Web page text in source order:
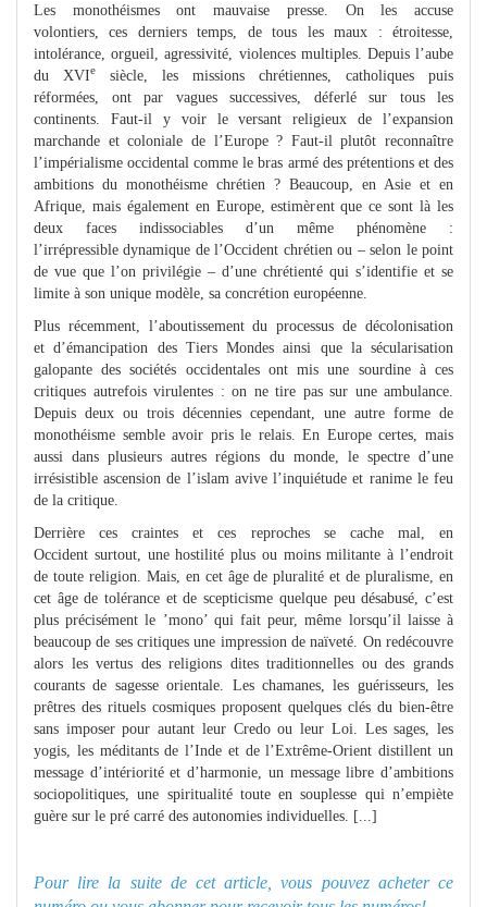
Les monothéismes ont mauvaise presse. On les accuse
volontiers, ces derniers temps, de tous les maux : étroitesse,
intolérance, orgueil, agressivité, violences multiples. Depuis l’aube
du XVIe
siècle, les missions chrétiennes, catholiques puis
réformées, ont par vagues successives, déferlé sur tous les
continents. Faut-il y voir le versant religieux de l’expansion
marchande et coloniale de l’Europe ? Faut-il plutôt reconnaître
l’impérialisme occidental comme le bras armé des prétentions et des
ambitions du monothéisme chrétien ? Beaucoup, en Asie et en
Afrique, mais également en Europe, estimèrent que ce sont là les
deux faces indissociables d’un même phénomène :
l’irrépressible dynamique de l’Occident chrétien ou – selon le point
de vue que l’on privilégie – d’une chrétienté qui s’identifie et se
limite à son unique modèle, sa concrétion européenne.
Plus récemment, l’aboutissement du processus de décolonisation
et d’émancipation des Tiers Mondes ainsi que la sécularisation
galopante des sociétés occidentales ont mis une sourdine à ces
critiques autrefois virulentes : on ne tire pas sur une ambulance.
Depuis deux ou trois décennies cependant, une autre forme de
monothéisme semble avoir pris le relais. En Europe certes, mais
aussi dans plusieurs autres régions du monde, le spectre d’une
irrésistible ascension de l’islam avive l’inquiétude et ranime le feu
de la critique.
Derrière ces craintes et ces reproches se cache mal, en
Occident surtout, une hostilité plus ou moins militante à l’endroit
de toute religion. Mais, en cet âge de pluralité et de pluralisme, en
cet âge de tolérance et de scepticisme quelque peu désabusé, c’est
plus précisément le ’mono’ qui fait peur, même lorsqu’il laisse à
beaucoup de ses critiques une impression de naïveté. On redécouvre
alors les vertus des religions dites traditionnelles ou des grands
courants de sagesse orientale. Les chamanes, les guérisseurs, les
prêtres des rituels cosmiques proposent quelques clés du bien-être
sans imposer pour autant leur Credo ou leur Loi. Les sages, les
yogis, les méditants de l’Inde et de l’Extrême-Orient distillent un
message d’intériorité et d’harmonie, un message libre d’ambitions
sociopolitiques, une spiritualité toute en souplesse qui n’empiète
guère sur le pré carré des autonomies individuelles. [...]
Pour lire la suite de cet article, vous pouvez acheter ce